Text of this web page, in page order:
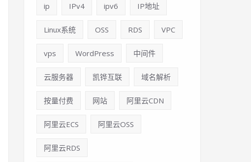
ip IPv4 ipv6 IP地址
Linux系统 OSS RDS VPC
vps WordPress 中间件
云服务器 凯铧互联 域名解析
按量付费 网站 阿里云CDN
阿里云ECS 阿里云OSS
阿里云RDS